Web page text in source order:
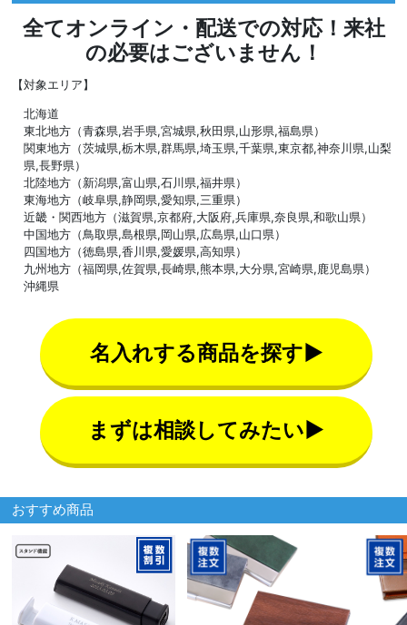
全てオンライン・配送での対応！来社
の必要はございません！
【対象エリア】
北海道
東北地方（青森県,岩手県,宮城県,秋田県,山形県,福島県）
関東地方（茨城県,栃木県,群馬県,埼玉県,千葉県,東京都,神奈川県,山梨
県,長野県）
北陸地方（新潟県,富山県,石川県,福井県）
東海地方（岐阜県,静岡県,愛知県,三重県）
近畿・関西地方（滋賀県,京都府,大阪府,兵庫県,奈良県,和歌山県）
中国地方（鳥取県,島根県,岡山県,広島県,山口県）
四国地方（徳島県,香川県,愛媛県,高知県）
九州地方（福岡県,佐賀県,長崎県,熊本県,大分県,宮崎県,鹿児島県）
沖縄県
名入れする商品を探す▶
まずは相談してみたい▶
おすすめ商品